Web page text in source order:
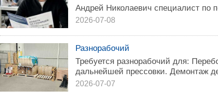
Андрей Николаевич специалист по
2026-07-08
Разнорабочий
Требуется разнорабочий для:
дальнейшей прессовки. Демонтаж
2026-07-07